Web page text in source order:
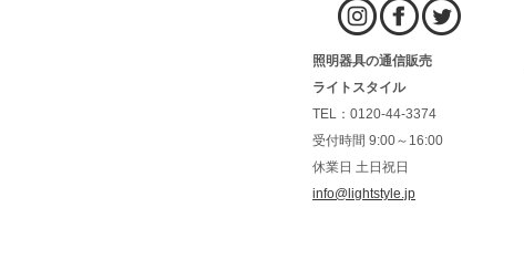
照明器具の通信販売
ライトスタイル
TEL：0120-44-3374
受付時間 9:00～16:00
休業日 土日祝日
info@lightstyle.jp